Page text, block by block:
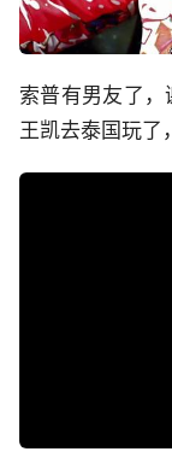
索普有男友了，
王凯去泰国玩